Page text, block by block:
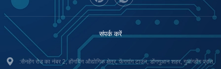
संपर्क करें
:सैनहेंग रोड का नंबर 2, होंगयिंग औद्योगिक क्षेत्र, फेंगगांग टाउन, डोंगगुआन शहर, गुआंग्डोंग प्रांत,